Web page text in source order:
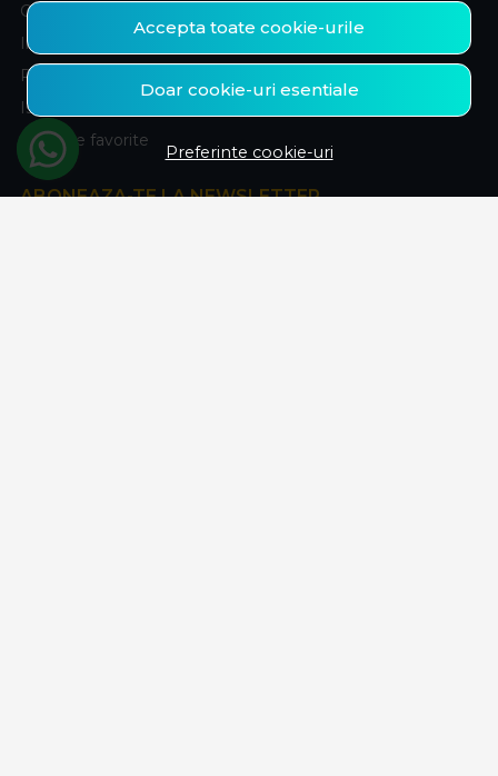
Accepta toate cookie-urile
Doar cookie-uri esentiale
Preferinte cookie-uri
Contul meu
Inregistrare
Recuperare parola
Istoric comenzi
Produse favorite
ABONEAZA-TE LA NEWSLETTER